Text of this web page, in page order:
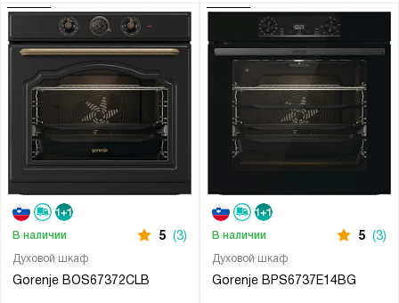
Духовой шкаф
Gorenje BOS67372CLB
В наличии 5 (3)
Духовой шкаф
Gorenje BPS6737E14BG
В наличии 5 (3)